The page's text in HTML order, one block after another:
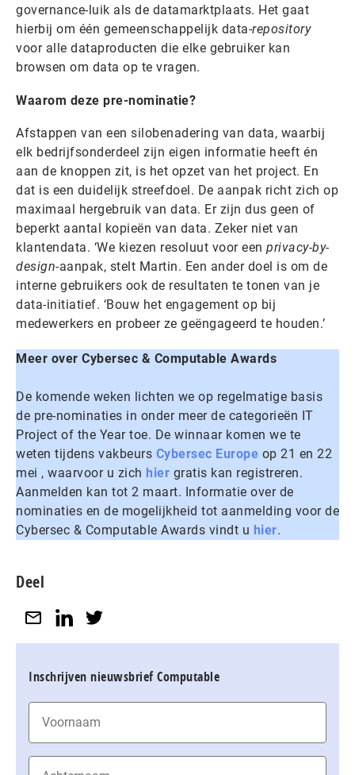
governance-luik als de datamarktplaats. Het gaat
hierbij om één gemeenschappelijk data-repository
voor alle dataproducten die elke gebruiker kan
browsen om data op te vragen.
Waarom deze pre-nominatie?
Afstappen van een silobenadering van data, waarbij
elk bedrijfsonderdeel zijn eigen informatie heeft én
aan de knoppen zit, is het opzet van het project. En
dat is een duidelijk streefdoel. De aanpak richt zich op
maximaal hergebruik van data. Er zijn dus geen of
beperkt aantal kopieën van data. Zeker niet van
klantendata. ‘We kiezen resoluut voor een privacy-by-
design-aanpak, stelt Martin. Een ander doel is om de
interne gebruikers ook de resultaten te tonen van je
data-initiatief. ‘Bouw het engagement op bij
medewerkers en probeer ze geëngageerd te houden.’
Meer over Cybersec & Computable Awards
De komende weken lichten we op regelmatige basis
de pre-nominaties in onder meer de categorieën IT
Project of the Year toe. De winnaar komen we te
weten tijdens vakbeurs Cybersec Europe op 21 en 22
mei , waarvoor u zich hier gratis kan registreren.
Aanmelden kan tot 2 maart. Informatie over de
nominaties en de mogelijkheid tot aanmelding voor de
Cybersec & Computable Awards vindt u hier.
Deel
Inschrijven nieuwsbrief Computable